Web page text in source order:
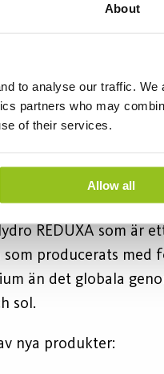
About
to analyse our traffic. We
partners who may
of their services.
Allow all
men det är fullt
och IP54 och tål
REDUXA som är
producerats med
än det globala
sol.
nya produkter: